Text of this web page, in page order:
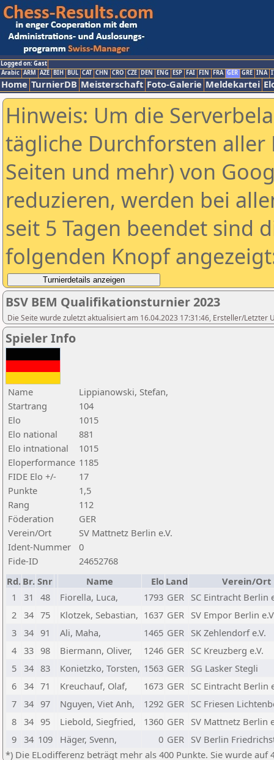
Logged on: Gast
Arabic ARM AZE BIH BUL CAT CHN CRO CZE DEN ENG ESP FAI FIN FRA GER GRE INA
Home TurnierDB Meisterschaft Foto-Galerie Meldekartei
Hinweis: Um die
tägliche Durchforsten aller
Seiten und mehr) von
reduzieren, werden bei
seit 5 Tagen beendet sind
folgenden Knopf
BSV BEM Qualifikationsturnier 2023
Die Seite wurde zuletzt aktualisiert am 16.04.2023 17:31:46, Ersteller/Letzter
Spieler Info
Name
Lippianowski, Stefan,
Startrang
104
Elo
1015
Elo national
881
Elo intnational
1015
Eloperformance 1185
FIDE Elo +/-
17
Punkte
1,5
Rang
112
Föderation
GER
Verein/Ort
SV Mattnetz Berlin e.V.
Ident-Nummer
0
Fide-ID
24652768
Rd. Br. Snr Name Elo Land
Verein/Ort
1
31 48 Fiorella, Luca, 1793 GER SC Eintracht Berlin
2
34 75 Klotzek, Sebastian, 1637 GER SV Empor Berlin
3
34 91 Ali, Maha, 1465 GER SK Zehlendorf e.V.
4
33 98 Biermann, Oliver, 1246 GER SC Kreuzberg e.V.
5
34 83 Konietzko, Torsten, 1563 GER SG Lasker Stegli
6
34 71 Kreuchauf, Olaf, 1673 GER SC Eintracht Berlin
7
34 97 Nguyen, Viet Anh, 1292 GER SC Friesen
8
34 95 Liebold, Siegfried, 1360 GER SV Mattnetz Berlin
9
34 109 Häger, Svenn, 0 GER SV Berlin
*) Die ELodifferenz beträgt mehr als 400 Punkte. Sie wurde auf